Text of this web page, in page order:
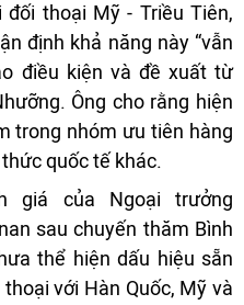
thoại Mỹ - Triều Tiên,
định khả năng này “vẫn
điều kiện và đề xuất từ
Ông cho rằng hiện
trong nhóm ưu tiên hàng
quốc tế khác.
giá của Ngoại trưởng
sau chuyến thăm Bình
thể hiện dấu hiệu sẵn
với Hàn Quốc, Mỹ và